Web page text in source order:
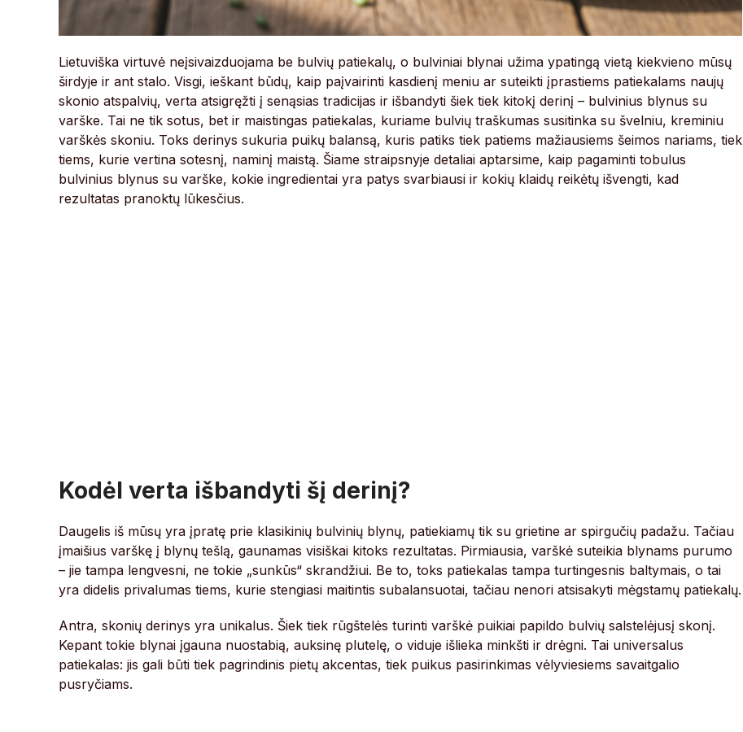
Lietuviška virtuvė neįsivaizduojama be bulvių patiekalų, o bulviniai blynai užima ypatingą vietą kiekvieno mūsų
širdyje ir ant stalo. Visgi, ieškant būdų, kaip paįvairinti kasdienį meniu ar suteikti įprastiems patiekalams naujų
skonio atspalvių, verta atsigręžti į senąsias tradicijas ir išbandyti šiek tiek kitokį derinį – bulvinius blynus su
varške. Tai ne tik sotus, bet ir maistingas patiekalas, kuriame bulvių traškumas susitinka su švelniu, kreminiu
varškės skoniu. Toks derinys sukuria puikų balansą, kuris patiks tiek patiems mažiausiems šeimos nariams, tiek
tiems, kurie vertina sotesnį, naminį maistą. Šiame straipsnyje detaliai aptarsime, kaip pagaminti tobulus
bulvinius blynus su varške, kokie ingredientai yra patys svarbiausi ir kokių klaidų reikėtų išvengti, kad
rezultatas pranoktų lūkesčius.
Kodėl verta išbandyti šį derinį?
Daugelis iš mūsų yra įpratę prie klasikinių bulvinių blynų, patiekiamų tik su grietine ar spirgučių padažu. Tačiau
įmaišius varškę į blynų tešlą, gaunamas visiškai kitoks rezultatas. Pirmiausia, varškė suteikia blynams purumo
– jie tampa lengvesni, ne tokie „sunkūs“ skrandžiui. Be to, toks patiekalas tampa turtingesnis baltymais, o tai
yra didelis privalumas tiems, kurie stengiasi maitintis subalansuotai, tačiau nenori atsisakyti mėgstamų patiekalų.
Antra, skonių derinys yra unikalus. Šiek tiek rūgštelės turinti varškė puikiai papildo bulvių salstelėjusį skonį.
Kepant tokie blynai įgauna nuostabią, auksinę plutelę, o viduje išlieka minkšti ir drėgni. Tai universalus
patiekalas: jis gali būti tiek pagrindinis pietų akcentas, tiek puikus pasirinkimas vėlyviesiems savaitgalio
pusryčiams.